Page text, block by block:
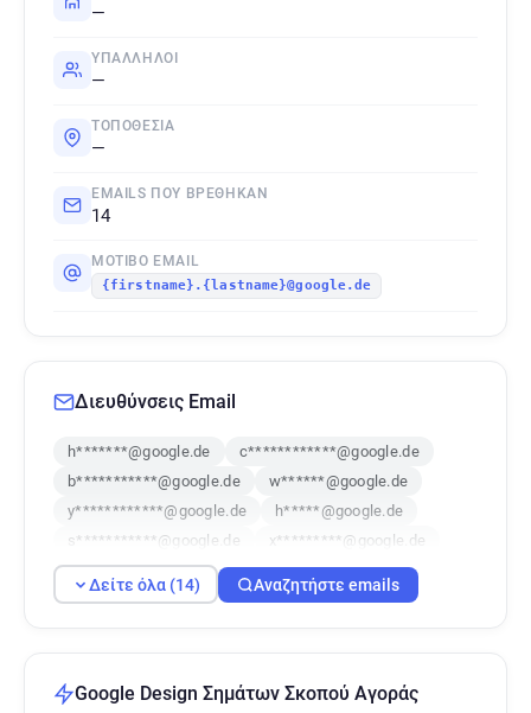
—
ΥΠΆΛΛΗΛΟΙ
—
ΤΟΠΟΘΕΣΊΑ
—
EMAILS ΠΟΥ ΒΡΈΘΗΚΑΝ
14
ΜΟΤΊΒΟ EMAIL
{firstname}.{lastname}@google.de
Διευθύνσεις Email
h*******@google.de
c************@google.de
b***********@google.de
w******@google.de
y************@google.de
h*****@google.de
s***********@google.de
x*********@google.de
f*******@google.de
s**********@google.de
i*******@google.de
o**********@google.de
Δείτε όλα (14) Αναζητήστε emails
Google Design Σημάτων Σκοπού Αγοράς